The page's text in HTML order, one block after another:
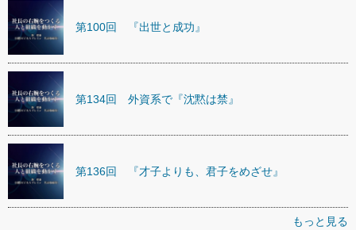
第100回 『出世と成功』
第134回 外資系で『沈黙は禁』
第136回 『才子よりも、君子をめざせ』
もっと見る